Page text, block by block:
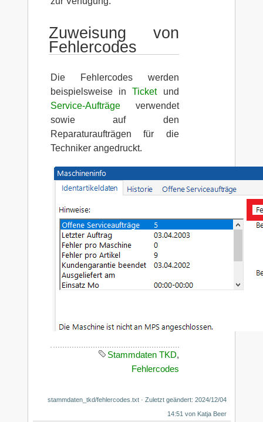
Zuweisung von
Fehlercodes
Die Fehlercodes werden
beispielsweise inTicketund
Service-Aufträgeverwendet
sowie auf den
Reparaturaufträgen für die
Techniker angedruckt.
Stammdaten TKD,
Fehlercodes
stammdaten_tkd/fehlercodes.txt · Zuletzt geändert: 2024/12/04
14:51 von Katja Beer